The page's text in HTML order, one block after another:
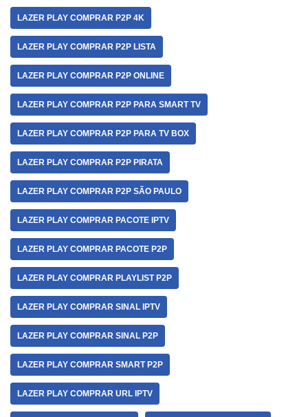
LAZER PLAY COMPRAR P2P 4K
LAZER PLAY COMPRAR P2P LISTA
LAZER PLAY COMPRAR P2P ONLINE
LAZER PLAY COMPRAR P2P PARA SMART TV
LAZER PLAY COMPRAR P2P PARA TV BOX
LAZER PLAY COMPRAR P2P PIRATA
LAZER PLAY COMPRAR P2P SÃO PAULO
LAZER PLAY COMPRAR PACOTE IPTV
LAZER PLAY COMPRAR PACOTE P2P
LAZER PLAY COMPRAR PLAYLIST P2P
LAZER PLAY COMPRAR SINAL IPTV
LAZER PLAY COMPRAR SINAL P2P
LAZER PLAY COMPRAR SMART P2P
LAZER PLAY COMPRAR URL IPTV